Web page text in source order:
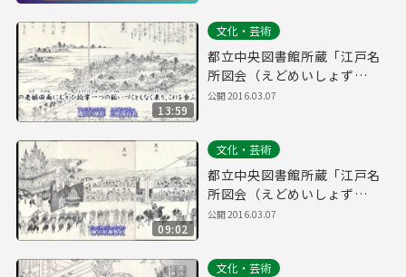
13:59
文化・芸術
都立中央図書館所蔵「江戸名
所図会（えどめいしょず
え）」4
公開2016.03.07
09:02
文化・芸術
都立中央図書館所蔵「江戸名
所図会（えどめいしょず
え）」3
公開2016.03.07
文化・芸術